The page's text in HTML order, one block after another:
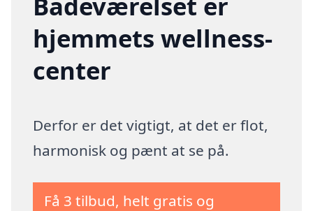
hjemmets wellness-
center
Derfor er det vigtigt, at det er flot,
harmonisk og pænt at se på.
Få 3 tilbud, helt gratis og